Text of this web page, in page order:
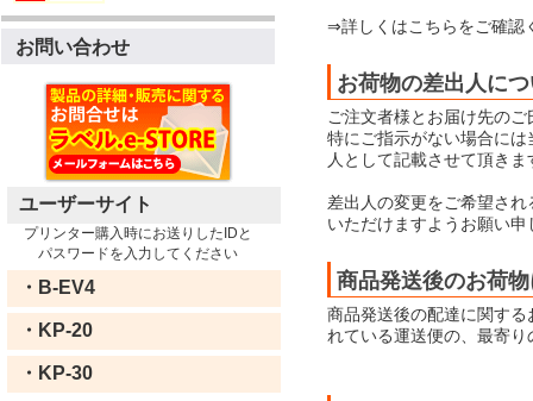
お問い合わせ
ユーザーサイト
プリンター購入時にお送りしたIDと
パスワードを入力してください
・B-EV4
・KP-20
・KP-30
⇒詳しくはこちらをご確認
お荷物の差出人に
ご注文者様とお届け先の
特にご指示がない場合に
人として記載させて頂きま
差出人の変更をご希望さ
いただけますようお願い申
商品発送後のお荷
商品発送後の配達に関す
れている運送便の、最寄